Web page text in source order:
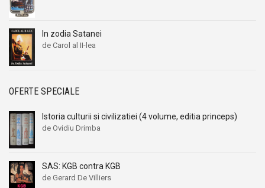
In zodia Satanei
de Carol al II-lea
OFERTE SPECIALE
Istoria culturii si civilizatiei (4 volume, editia princeps)
de Ovidiu Drimba
SAS: KGB contra KGB
de Gerard De Villiers